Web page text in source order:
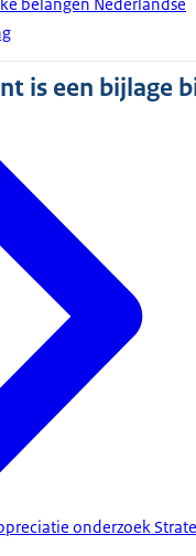
is een bijlage
onderzoek